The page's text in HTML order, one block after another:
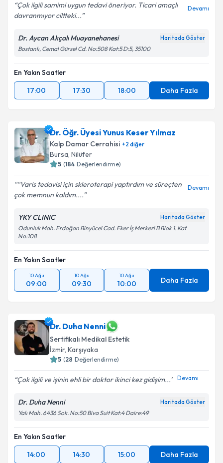
Çok ilgili samimi uygun tedavi öneriyor. Ticari amaçlı
davranmıyor ciltteki...
Devamı
Dr. Aycan Akçalı Muayanehanesi Haritada Göster
Bostanlı, Cemal Gürsel Cd. No:508 Kat:5 D:5, 35100
En Yakın Saatler
17:00
17:30 18:00 Daha Fazla
Dr. Öğr. Üyesi Yunus Keser Yılmaz
Kalp Damar Cerrahisi +2 diğer
Bursa, Nilüfer
5 (184 Değerlendirme)
“Varis tedavisi için skleroterapi yaptırdım ve süreçten
çok memnun kaldım....
Devamı
YKY CLINIC Haritada Göster
Odunluk Mah. Erdoğan Binyücel Cad. Eker İş Merkezi B Blok 1. Kat
No:108
En Yakın Saatler
10 Ağu
09:00
10 Ağu
09:30
10 Ağu
10:00 Daha Fazla
Dr. Duha Nenni
Sertifikalı Medikal Estetik
İzmir, Karşıyaka
5 (28 Değerlendirme)
Çok ilgili ve işinin ehli bir doktor ikinci kez gidişim... Devamı
Dr. Duha Nenni Haritada Göster
Yalı Mah. 6436 Sok. No:50 Biva Suit Kat:4 Daire:49
En Yakın Saatler
14:00
14:30 15:00 Daha Fazla